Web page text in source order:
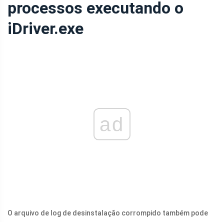
processos executando o
iDriver.exe
ad
O arquivo de log de desinstalação corrompido também pode